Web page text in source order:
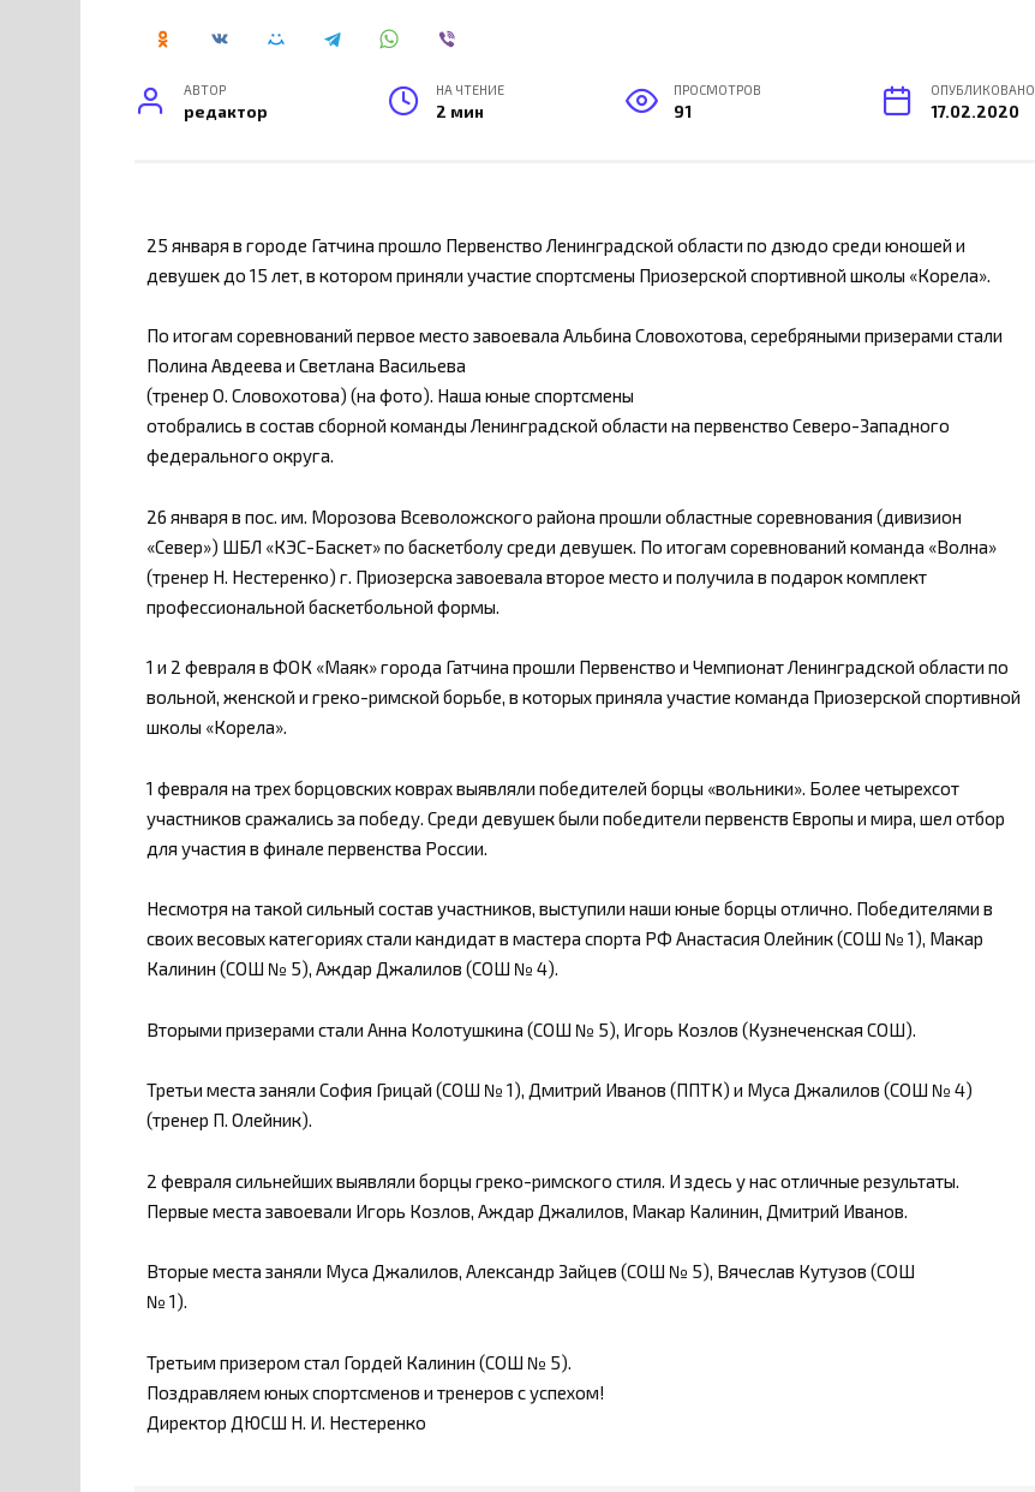
АВТОР
редактор
НА ЧТЕНИЕ
2 мин
ПРОСМОТРОВ
91
ОПУБЛИКОВАНО
17.02.2020
25 января в городе Гатчина прошло Первенство Ленинградской области по дзюдо среди юношей и
девушек до 15 лет, в котором приняли участие спортсмены Приозерской спортивной школы «Корела».
По итогам соревнований первое место завоевала Альбина Словохотова, серебряными призерами стали
Полина Авдеева и Светлана Васильева
(тренер О. Словохотова) (на фото). Наша юные спортсмены
отобрались в состав сборной команды Ленинградской области на первенство Северо-Западного
федерального округа.
26 января в пос. им. Морозова Всеволожского района прошли областные соревнования (дивизион
«Север») ШБЛ «КЭС-Баскет» по баскетболу среди девушек. По итогам соревнований команда «Волна»
(тренер Н. Нестеренко) г. Приозерска завоевала второе место и получила в подарок комплект
профессиональной баскетбольной формы.
1 и 2 февраля в ФОК «Маяк» города Гатчина прошли Первенство и Чемпионат Ленинградской области по
вольной, женской и греко-римской борьбе, в которых приняла участие команда Приозерской спортивной
школы «Корела».
1 февраля на трех борцовских коврах выявляли победителей борцы «вольники». Более четырехсот
участников сражались за победу. Среди девушек были победители первенств Европы и мира, шел отбор
для участия в финале первенства России.
Несмотря на такой сильный состав участников, выступили наши юные борцы отлично. Победителями в
своих весовых категориях стали кандидат в мастера спорта РФ Анастасия Олейник (СОШ № 1), Макар
Калинин (СОШ № 5), Аждар Джалилов (СОШ № 4).
Вторыми призерами стали Анна Колотушкина (СОШ № 5), Игорь Козлов (Кузнеченская СОШ).
Третьи места заняли София Грицай (СОШ № 1), Дмитрий Иванов (ППТК) и Муса Джалилов (СОШ № 4)
(тренер П. Олейник).
2 февраля сильнейших выявляли борцы греко-римского стиля. И здесь у нас отличные результаты.
Первые места завоевали Игорь Козлов, Аждар Джалилов, Макар Калинин, Дмитрий Иванов.
Вторые места заняли Муса Джалилов, Александр Зайцев (СОШ № 5), Вячеслав Кутузов (СОШ
№ 1).
Третьим призером стал Гордей Калинин (СОШ № 5).
Поздравляем юных спортсменов и тренеров с успехом!
Директор ДЮСШ Н. И. Нестеренко